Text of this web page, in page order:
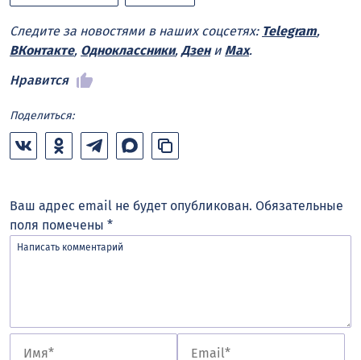
Следите за новостями в наших соцсетях: Telegram,
ВКонтакте, Одноклассники, Дзени Max.
Нравится
Поделиться:
Ваш адрес email не будет опубликован. Обязательные
поля помечены *